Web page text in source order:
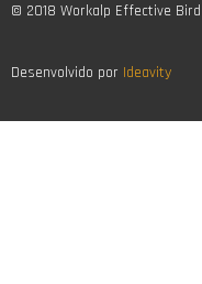
© 2018 Workalp Effective
Desenvolvido por Ideavity